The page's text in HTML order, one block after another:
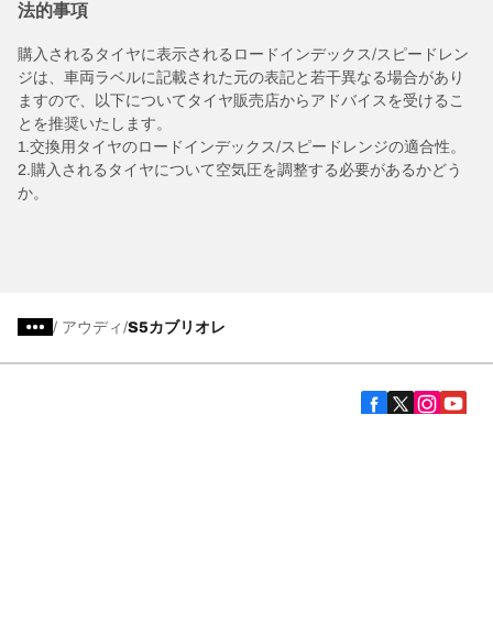
法的事項
購入されるタイヤに表示されるロードインデックス/スピードレン
ジは、車両ラベルに記載された元の表記と若干異なる場合があり
ますので、以下についてタイヤ販売店からアドバイスを受けるこ
とを推奨いたします。
1.交換用タイヤのロードインデックス/スピードレンジの適合性。
2.購入されるタイヤについて空気圧を調整する必要があるかどう
か。
/ アウディ S5カブリオレ